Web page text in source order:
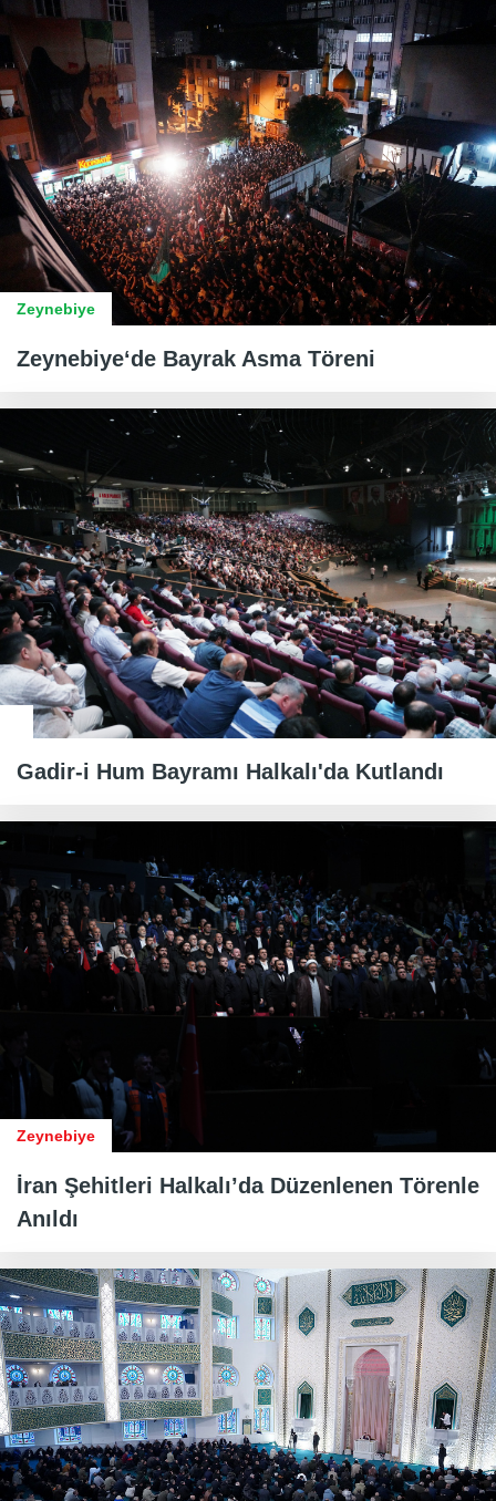
Zeynebiye
Zeynebiye‘de Bayrak Asma Töreni
Gadir-i Hum Bayramı Halkalı'da Kutlandı
Zeynebiye
İran Şehitleri Halkalı’da Düzenlenen Törenle
Anıldı